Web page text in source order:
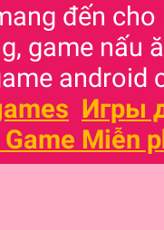
đến
game nấu
android
Игры
Miễn